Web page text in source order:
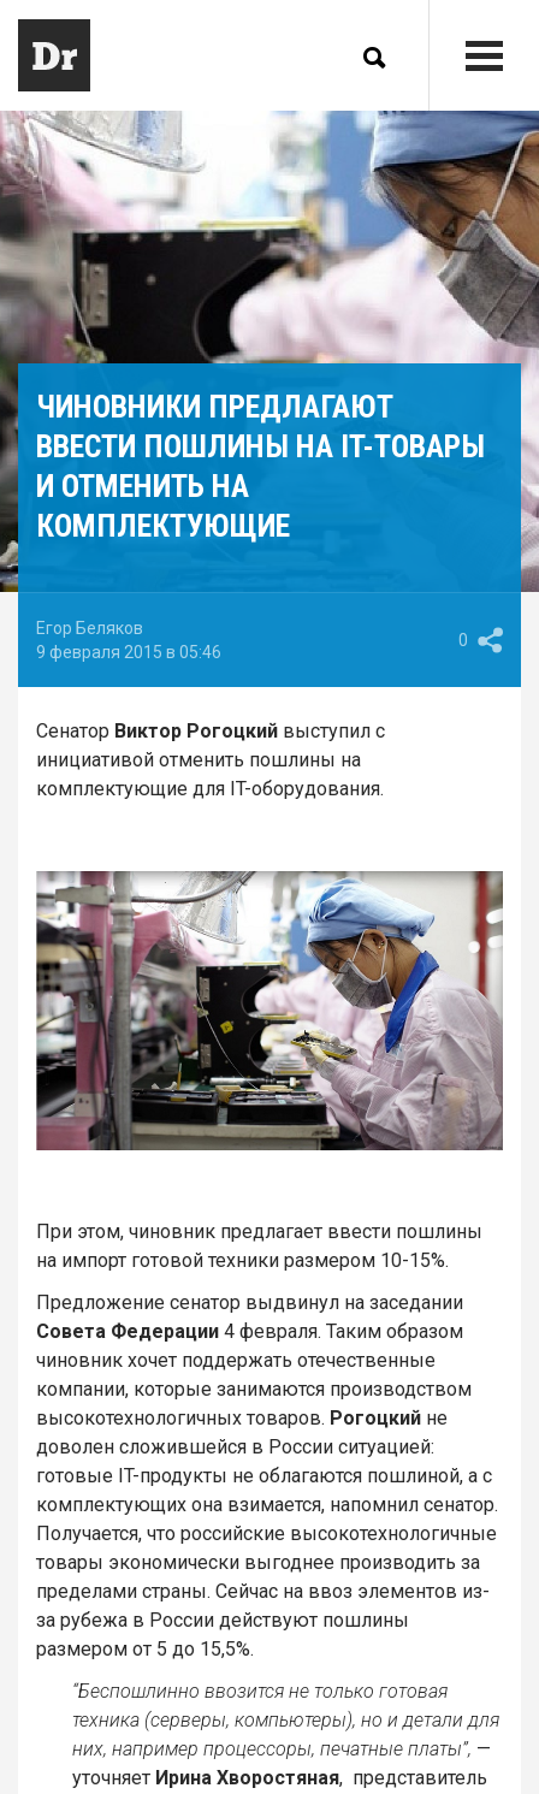
ЧИНОВНИКИ ПРЕДЛАГАЮТ
ВВЕСТИ ПОШЛИНЫ НА IT-ТОВАРЫ
И ОТМЕНИТЬ НА
КОМПЛЕКТУЮЩИЕ
Егор Беляков
9 февраля 2015 в 05:46
0
Сенатор Виктор Рогоцкий выступил с
инициативой отменить пошлины на
комплектующие для IT-оборудования.
При этом, чиновник предлагает ввести пошлины
на импорт готовой техники размером 10-15%.
Предложение сенатор выдвинул на заседании
Совета Федерации 4 февраля. Таким образом
чиновник хочет поддержать отечественные
компании, которые занимаются производством
высокотехнологичных товаров. Рогоцкий не
доволен сложившейся в России ситуацией:
готовые IT-продукты не облагаются пошлиной, а с
комплектующих она взимается, напомнил сенатор.
Получается, что российские высокотехнологичные
товары экономически выгоднее производить за
пределами страны. Сейчас на ввоз элементов из-
за рубежа в России действуют пошлины
размером от 5 до 15,5%.
“Беспошлинно ввозится не только готовая
техника (серверы, компьютеры), но и детали для
них, например процессоры, печатные платы”, —
уточняет Ирина Хворостяная, представитель